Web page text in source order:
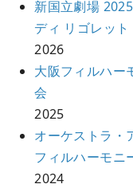
新国立劇場
ディ リゴレット
2026
大阪フィルハー
会
2025
オーケストラ・
フィルハーモニ
2024